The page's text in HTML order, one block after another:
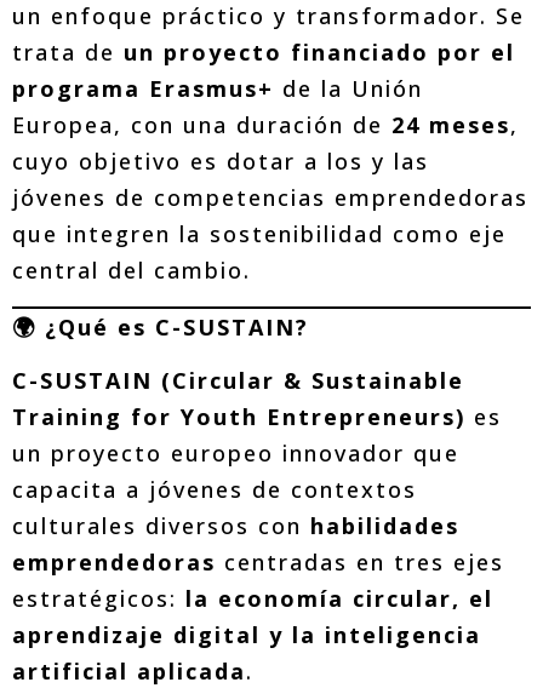
un enfoque práctico y transformador. Se
trata de un proyecto financiado por el
programa Erasmus+ de la Unión
Europea, con una duración de 24 meses,
cuyo objetivo es dotar a los y las
jóvenes de competencias emprendedoras
que integren la sostenibilidad como eje
central del cambio.
🌍 ¿Qué es C-SUSTAIN?
C-SUSTAIN (Circular & Sustainable
Training for Youth Entrepreneurs) es
un proyecto europeo innovador que
capacita a jóvenes de contextos
culturales diversos con habilidades
emprendedoras centradas en tres ejes
estratégicos: la economía circular, el
aprendizaje digital y la inteligencia
artificial aplicada.